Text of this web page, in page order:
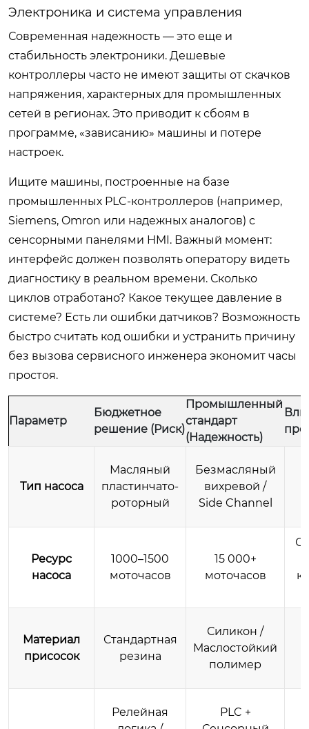
Электроника и система управления
Современная надежность — это еще и
стабильность электроники. Дешевые
контроллеры часто не имеют защиты от скачков
напряжения, характерных для промышленных
сетей в регионах. Это приводит к сбоям в
программе, «зависанию» машины и потере
настроек.
Ищите машины, построенные на базе
промышленных PLC-контроллеров (например,
Siemens, Omron или надежных аналогов) с
сенсорными панелями HMI. Важный момент:
интерфейс должен позволять оператору видеть
диагностику в реальном времени. Сколько
циклов отработано? Какое текущее давление в
системе? Есть ли ошибки датчиков? Возможность
быстро считать код ошибки и устранить причину
без вызова сервисного инженера экономит часы
простоя.
Параметр
Бюджетное
решение (Риск)
Промышленный
стандарт
(Надежность)
Тип насоса
Масляный
пластинчато-
роторный
Безмасляный
вихревой /
Side Channel
Ресурс
насоса
1000–1500
моточасов
15 000+
моточасов
Материал
присосок
Стандартная
резина
Силикон /
Маслостойкий
полимер
Релейная
PLC +